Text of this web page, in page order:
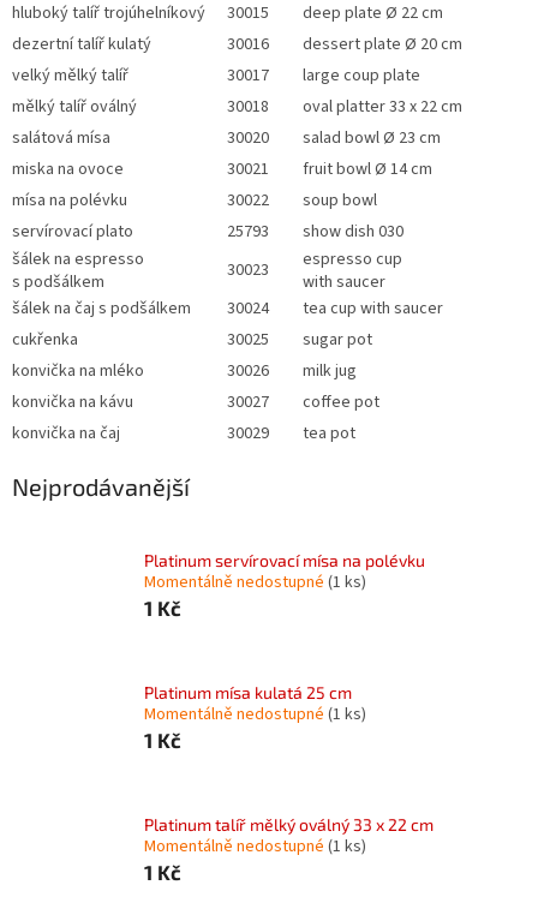
hluboký talíř trojúhelníkový
30015
deep plate Ø 22 cm
dezertní talíř kulatý
30016
dessert plate Ø 20 cm
velký mělký talíř
30017
large coup plate
mělký talíř oválný
30018
oval platter 33 x 22 cm
salátová mísa
30020
salad bowl Ø 23 cm
miska na ovoce
30021 fruit bowlØ 14 cm
mísa na polévku
30022
soup bowl
servírovací plato
25793
show dish 030
šálek na espresso
s podšálkem
30023
espresso cup
with saucer
šálek na čaj s podšálkem
30024
tea cup with saucer
cukřenka
30025
sugar pot
konvička na mléko
30026
milk jug
konvička na kávu
30027
coffee pot
konvička na čaj
30029 tea pot
Nejprodávanější
Platinum servírovací mísa na polévku
Momentálně nedostupné (1 ks)
1 Kč
Platinum mísa kulatá 25 cm
Momentálně nedostupné (1 ks)
1 Kč
Platinum talíř mělký oválný 33 x 22 cm
Momentálně nedostupné (1 ks)
1 Kč